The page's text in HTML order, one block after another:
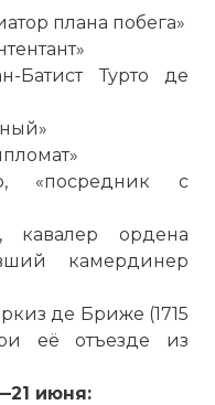
плана побега»
Турто де
«посредник с
ордена
камердинер
де Бриже (1715
её отъезде из
июня: